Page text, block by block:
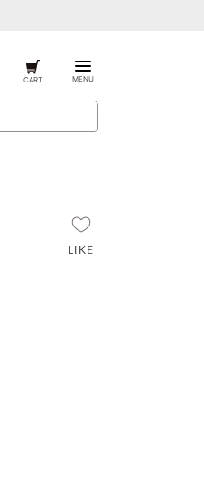
CART MENU